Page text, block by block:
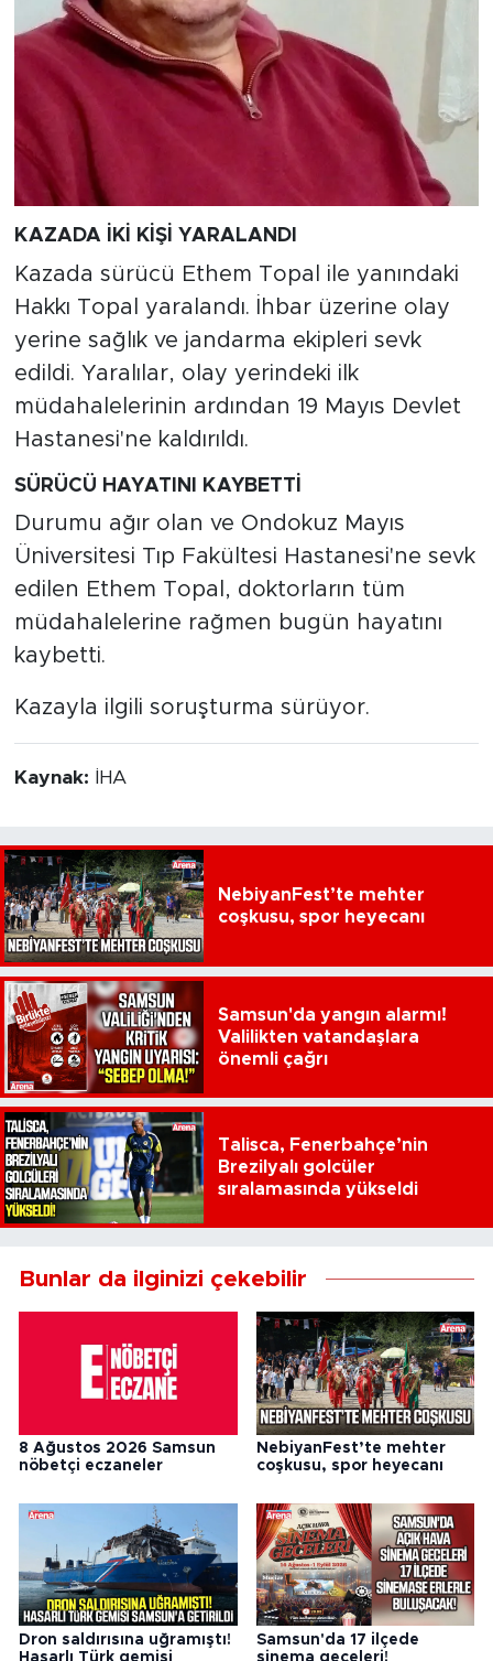
KAZADA İKİ KİŞİ YARALANDI
Kazada sürücü Ethem Topal ile yanındaki
Hakkı Topal yaralandı. İhbar üzerine olay
yerine sağlık ve jandarma ekipleri sevk
edildi. Yaralılar, olay yerindeki ilk
müdahalelerinin ardından 19 Mayıs Devlet
Hastanesi'ne kaldırıldı.
SÜRÜCÜ HAYATINI KAYBETTİ
Durumu ağır olan ve Ondokuz Mayıs
Üniversitesi Tıp Fakültesi Hastanesi'ne sevk
edilen Ethem Topal, doktorların tüm
müdahalelerine rağmen bugün hayatını
kaybetti.
Kazayla ilgili soruşturma sürüyor.
Kaynak: İHA
NebiyanFest’te mehter
coşkusu, spor heyecanı
Samsun'da yangın alarmı!
Valilikten vatandaşlara
önemli çağrı
Talisca, Fenerbahçe’nin
Brezilyalı golcüler
sıralamasında yükseldi
Bunlar da ilginizi çekebilir
8 Ağustos 2026 Samsun
nöbetçi eczaneler
NebiyanFest’te mehter
coşkusu, spor heyecanı
Dron saldırısına uğramıştı!
Hasarlı Türk gemisi
Samsun'da 17 ilçede
sinema geceleri!